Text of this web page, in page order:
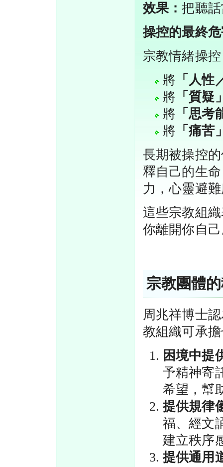
效果：把聽
操控的最終
宗教情緒操
將 「人性
將 「質疑
將 「思
將 「痛苦
長期被操控
釋自己的生
力，心靈避
這些宗教組
你離開你自
宗教團體
周兆祥博士
教組織可承
困境中提
予精神寄
希望，幫
提供規律
福、經文
建立秩序
提供通用